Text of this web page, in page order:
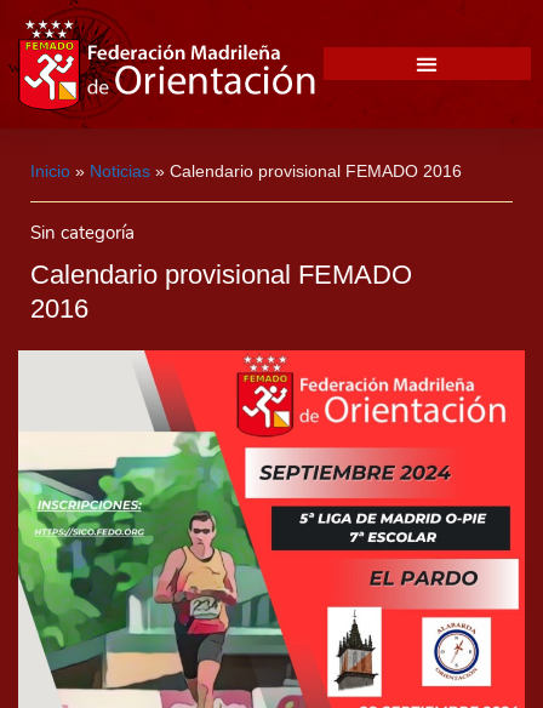
Inicio » Noticias » Calendario provisional FEMADO 2016
Sin categoría
Calendario provisional FEMADO
2016